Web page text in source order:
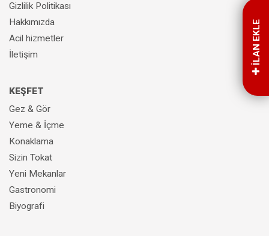
İLAN EKLE
Gizlilik Politikası
Hakkımızda
Acil hizmetler
İletişim
KEŞFET
Gez & Gör
Yeme & İçme
Konaklama
Sizin Tokat
Yeni Mekanlar
Gastronomi
Biyografi